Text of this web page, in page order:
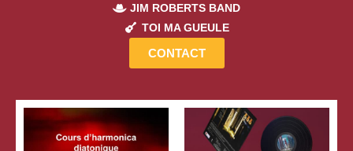
JIM ROBERTS BAND
TOI MA GUEULE
CONTACT